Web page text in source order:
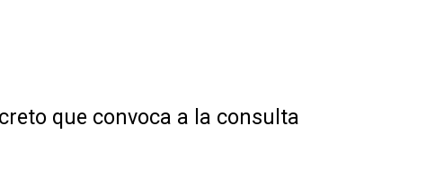
que convoca a la consulta